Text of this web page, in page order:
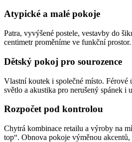
Atypické a malé pokoje
Patra, vyvýšené postele, vestavby do
centimetr proměníme ve funkční prostor.
Dětský pokoj pro sourozence
Vlastní koutek i společné místo. Férové
světlo a akustika pro nerušený spánek i
Rozpočet pod kontrolou
Chytrá kombinace retailu a výroby na
top“. Obnova pokoje výměnou